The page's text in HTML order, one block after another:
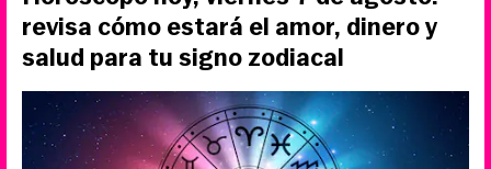
revisa cómo estará el amor, dinero y
salud para tu signo zodiacal